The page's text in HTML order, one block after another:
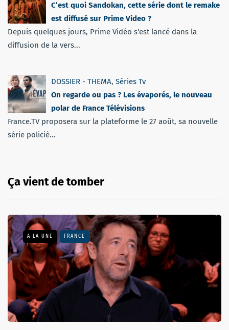
C’est quoi Sandokan, cette série dont le remake
est diffusé sur Prime Video ?
Depuis quelques jours, Prime Vidéo s'est lancé dans la
diffusion de la vers...
DOSSIER - THEMA, Séries Tv
On regarde ou pas ? Les évaporés, le nouveau
polar de France Télévisions
France.TV proposera sur la plateforme le 27 août, sa nouvelle
série policiè...
Ça vient de tomber
A LA UNE FRANCE